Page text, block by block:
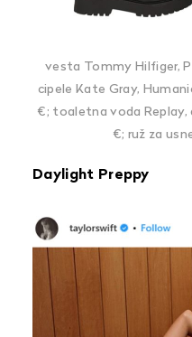
vesta Tommy Hilfiger,
cipele Kate Gray,
€; toaletna voda Replay,
€; ruž za
Daylight Preppy